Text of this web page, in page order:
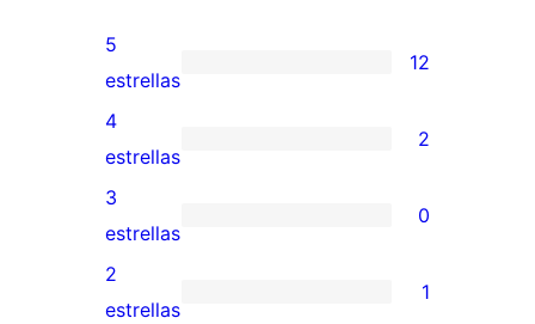
12
valoraciones
de
5
estrellas
5
estrellas
12
2
valoraciones
de
4
estrellas
4
estrellas
2
0
valoraciones
de
3
estrellas
0
1
2
estrellas
1